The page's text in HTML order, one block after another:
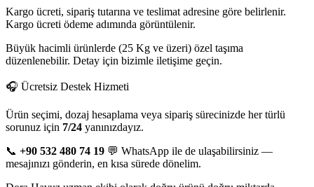
Kargo ücreti, sipariş tutarına ve teslimat adresine göre belirlenir.
Kargo ücreti ödeme adımında görüntülenir.
Büyük hacimli ürünlerde (25 Kg ve üzeri) özel taşıma
düzenlenebilir. Detay için bizimle iletişime geçin.
🎧 Ücretsiz Destek Hizmeti
Ürün seçimi, dozaj hesaplama veya sipariş sürecinizde her türlü
sorunuz için 7/24 yanınızdayız.
📞 +90 532 480 74 19 💬 WhatsApp ile de ulaşabilirsiniz —
mesajınızı gönderin, en kısa sürede dönelim.